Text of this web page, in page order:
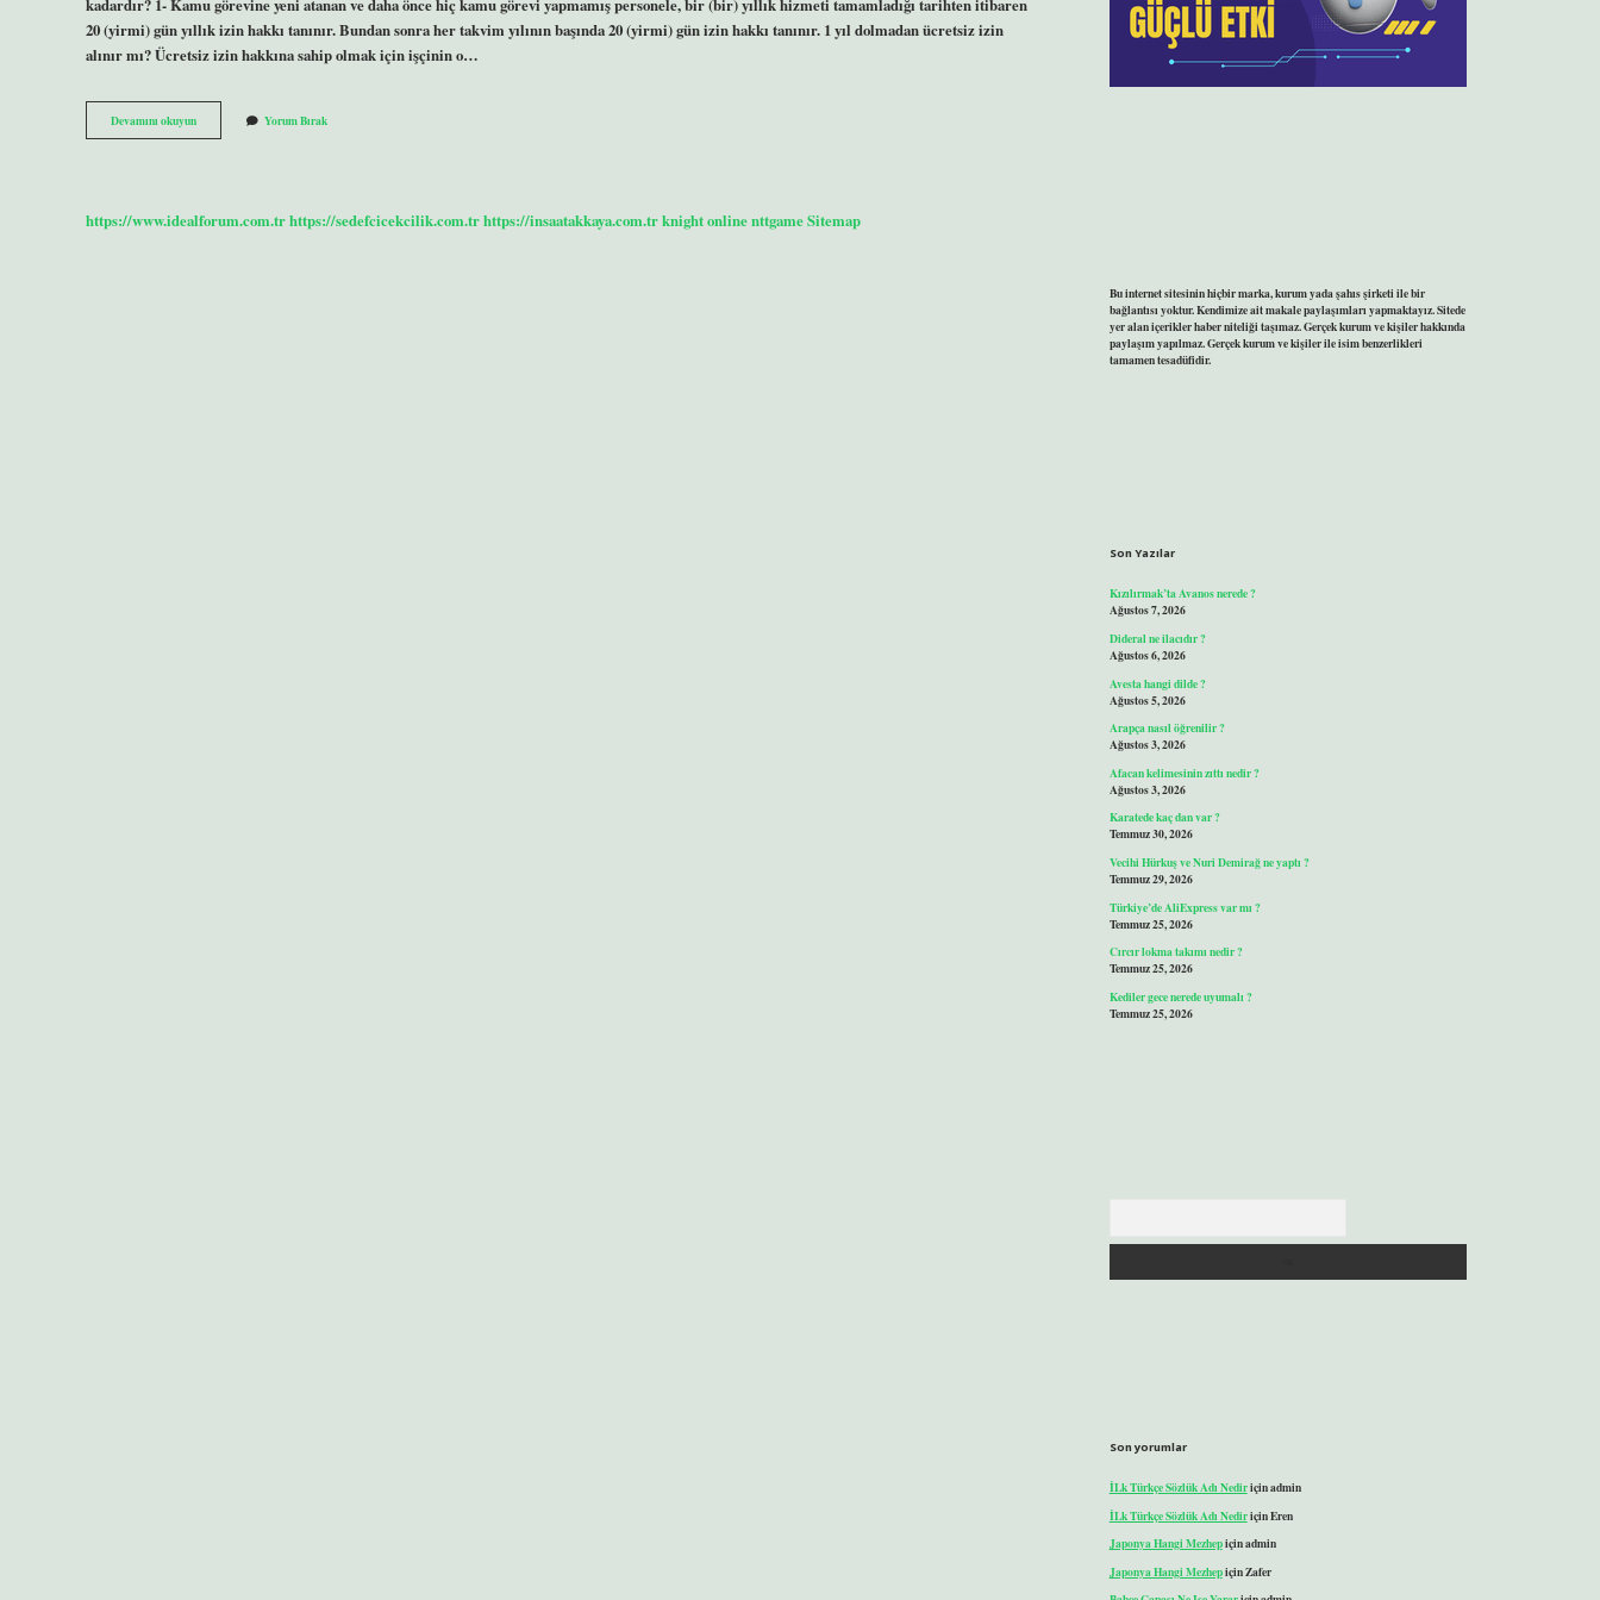
20 (yirmi) gün yıllık izin hakkı tanınır. Bundan sonra her takvim yılının başında 20 (yirmi) gün izin hakkı tanınır. 1 yıl dolmadan ücretsiz izin
alınır mı? Ücretsiz izin hakkına sahip olmak için işçinin o…
Devamını okuyunMemur
Ilk
Yorum Bırak
https://www.idealforum.com.trhttps://sedefcicekcilik.com.trhttps://insaatakkaya.com.trknight onlinenttgameSitemap
Bu internet sitesinin hiçbir marka, kurum yada şahıs şirketi ile bir
bağlantısı yoktur. Kendimize ait makale paylaşımları yapmaktayız. Sitede
yer alan içerikler haber niteliği taşımaz. Gerçek kurum ve kişiler hakkında
paylaşım yapılmaz. Gerçek kurum ve kişiler ile isim benzerlikleri
tamamen tesadüfidir.
Son Yazılar
Kızılırmak’ta Avanos nerede ?
Ağustos 7, 2026
Dideral ne ilacıdır ?
Ağustos 6, 2026
Avesta hangi dilde ?
Ağustos 5, 2026
Arapça nasıl öğrenilir ?
Ağustos 3, 2026
Afacan kelimesinin zıttı nedir ?
Ağustos 3, 2026
Karatede kaç dan var ?
Temmuz 30, 2026
Vecihi Hürkuş ve Nuri Demirağ ne yaptı ?
Temmuz 29, 2026
Türkiye’de AliExpress var mı ?
Temmuz 25, 2026
Cırcır lokma takımı nedir ?
Temmuz 25, 2026
Kediler gece nerede uyumalı ?
Temmuz 25, 2026
Son yorumlar
İLk Türkçe Sözlük Adı Nediriçinadmin
İLk Türkçe Sözlük Adı NediriçinEren
Japonya Hangi Mezhepiçinadmin
Japonya Hangi MezhepiçinZafer